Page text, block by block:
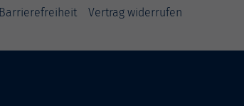
Barrierefreiheit Vertrag widerrufen